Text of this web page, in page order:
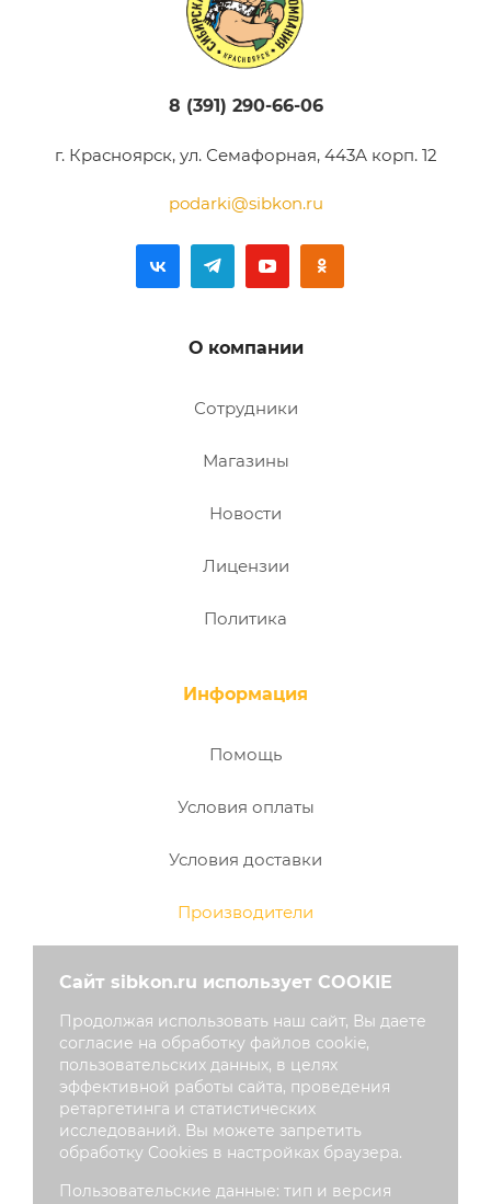
8 (391) 290-66-06
г. Красноярск, ул. Семафорная, 443А корп. 12
podarki@sibkon.ru
О компании
Сотрудники
Магазины
Новости
Лицензии
Политика
Информация
Помощь
Условия оплаты
Условия доставки
Производители
Мой кабинет
Корзина
Контакты
Сайт sibkon.ru использует COOKIE
Продолжая использовать наш сайт, Вы даете
согласие на обработку файлов cookie,
пользовательских данных, в целях
эффективной работы сайта, проведения
ретаргетинга и статистических
исследований. Вы можете запретить
обработку Cookies в настройках браузера.
Пользовательские данные: тип и версия